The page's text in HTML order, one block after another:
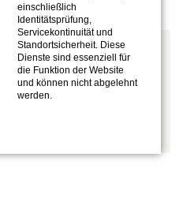
einschließlich
Identitätsprüfung,
Servicekontinuität und
Standortsicherheit. Diese
Dienste sind essenziell für
die Funktion der Website
und können nicht abgelehnt
werden.